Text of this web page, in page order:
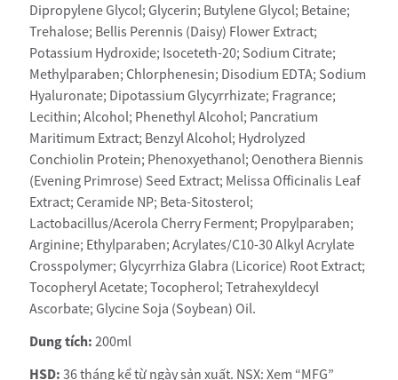
Dipropylene Glycol; Glycerin; Butylene Glycol; Betaine;
Trehalose; Bellis Perennis (Daisy) Flower Extract;
Potassium Hydroxide; Isoceteth-20; Sodium Citrate;
Methylparaben; Chlorphenesin; Disodium EDTA; Sodium
Hyaluronate; Dipotassium Glycyrrhizate; Fragrance;
Lecithin; Alcohol; Phenethyl Alcohol; Pancratium
Maritimum Extract; Benzyl Alcohol; Hydrolyzed
Conchiolin Protein; Phenoxyethanol; Oenothera Biennis
(Evening Primrose) Seed Extract; Melissa Officinalis Leaf
Extract; Ceramide NP; Beta-Sitosterol;
Lactobacillus/Acerola Cherry Ferment; Propylparaben;
Arginine; Ethylparaben; Acrylates/C10-30 Alkyl Acrylate
Crosspolymer; Glycyrrhiza Glabra (Licorice) Root Extract;
Tocopheryl Acetate; Tocopherol; Tetrahexyldecyl
Ascorbate; Glycine Soja (Soybean) Oil.
Dung tích: 200ml
HSD: 36 tháng kể từ ngày sản xuất. NSX: Xem “MFG”